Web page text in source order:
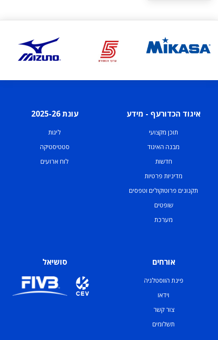
איגוד הכדורעף - מידע
תוכן מקצועי
מבנה האיגוד
חדשות
מדיניות פרטיות
תקנונים פרוטוקולים וטפסים
שופטים
מערכת
עונת 2025-26
ליגות
סטטיסטיקה
לוח ארועים
אורחים
פינת הווסטלגיה
וידאו
צור קשר
תשלומים
סושיאל